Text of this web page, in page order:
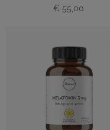
€ 55,00